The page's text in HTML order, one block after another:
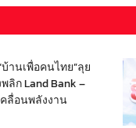
านเพื่อคนไทย”ลุย
ลิก Land Bank –
ลื่อนพลังงาน